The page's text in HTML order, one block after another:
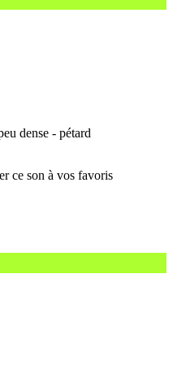
dense - pétard